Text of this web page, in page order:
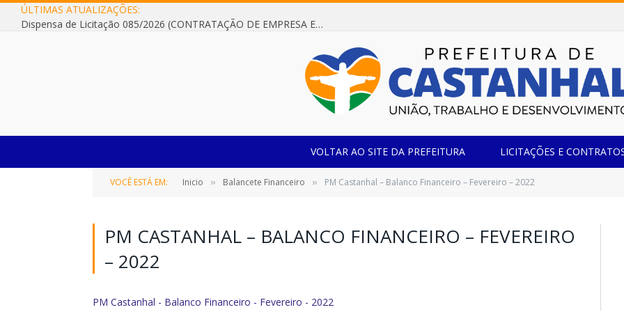
ÚLTIMAS ATUALIZAÇÕES:
Dispensa de Licitação 085/2026 (CONTRATAÇÃO DE EMPRESA ESPECIALIZADA NA FABRICAÇÃO DE MÓVEIS SOB MEDIDA COM ESTRUTURA METÁLICA EM METALON PARA ATENDIMENTO DAS NECESSIDADES DA SALA SIMOV DA EMEF MADRE MARIA VIGANÓ)
VOLTAR AO SITE DA PREFEITURA LICITAÇÕES E
VOCÊ ESTÁ EM: Inicio » Balancete Financeiro » PM Castanhal – Balanco Financeiro – Fevereiro – 2022
PM CASTANHAL – BALANCO FINANCEIRO – FEVEREIRO
– 2022
PM Castanhal - Balanco Financeiro - Fevereiro - 2022